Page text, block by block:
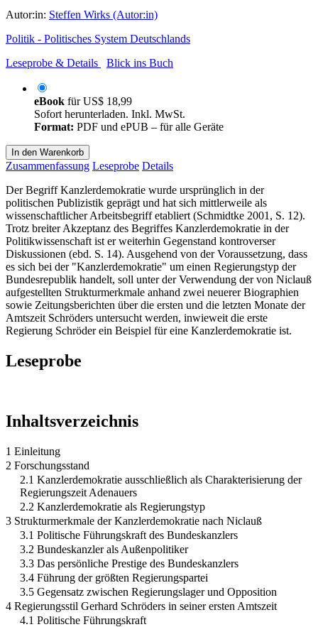
Autor:in: Steffen Wirks (Autor:in)
Politik - Politisches System Deutschlands
Leseprobe & Details
Blick ins Buch
eBook fürUS$ 18,99
Sofort herunterladen. Inkl. MwSt.
Format: PDF und ePUB – für alle Geräte
In den Warenkorb
Zusammenfassung Leseprobe Details
Der Begriff Kanzlerdemokratie wurde ursprünglich in der
politischen Publizistik geprägt und hat sich mittlerweile als
wissenschaftlicher Arbeitsbegriff etabliert (Schmidtke 2001, S. 12).
Trotz breiter Akzeptanz des Begriffes Kanzlerdemokratie in der
Politikwissenschaft ist er weiterhin Gegenstand kontroverser
Diskussionen (ebd. S. 14). Ausgehend von der Voraussetzung, dass
es sich bei der "Kanzlerdemokratie" um einen Regierungstyp der
Bundesrepublik handelt, soll unter der Verwendung der von Niclauß
aufgestellten Strukturmerkmale anhand zwei neuerer Biographien
sowie Zeitungsberichten über die ersten und die letzten Monate der
Amtszeit Schröders untersucht werden, inwieweit die erste
Regierung Schröder ein Beispiel für eine Kanzlerdemokratie ist.
Leseprobe
Inhaltsverzeichnis
1 Einleitung
2 Forschungsstand
2.1 Kanzlerdemokratie ausschließlich als Charakterisierung der
Regierungszeit Adenauers
2.2 Kanzlerdemokratie als Regierungstyp
3 Strukturmerkmale der Kanzlerdemokratie nach Niclauß
3.1 Politische Führungskraft des Bundeskanzlers
3.2 Bundeskanzler als Außenpolitiker
3.3 Das persönliche Prestige des Bundeskanzlers
3.4 Führung der größten Regierungspartei
3.5 Gegensatz zwischen Regierungslager und Opposition
4 Regierungsstil Gerhard Schröders in seiner ersten Amtszeit
4.1 Politische Führungskraft